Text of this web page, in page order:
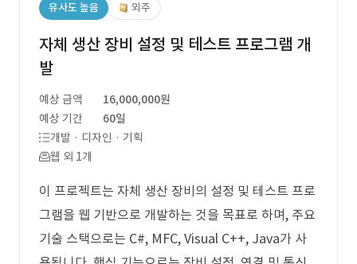
유사도 높음 외주
자체 생산 장비 설정 및 테스트 프로그램 개
발
예상 금액
16,000,000원
예상 기간
60일
개발 · 디자인 · 기획
웹 외 1개
이 프로젝트는 자체 생산 장비의 설정 및 테스트 프로
그램을 웹 기반으로 개발하는 것을 목표로 하며, 주요
기술 스택으로는 C#, MFC, Visual C++, Java가 사